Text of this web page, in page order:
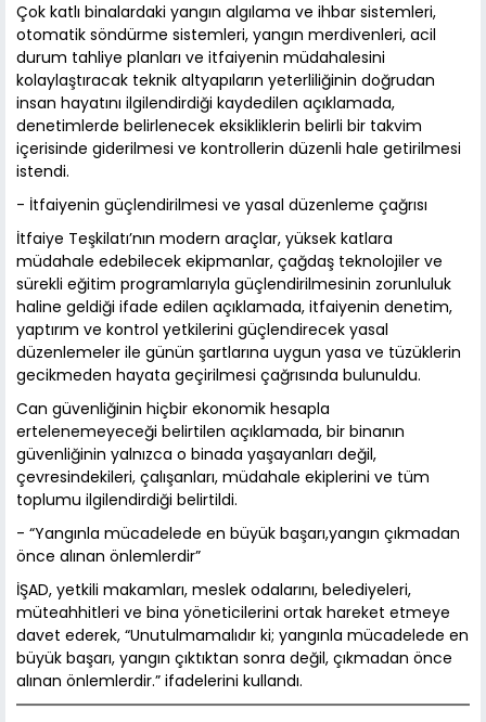
Çok katlı binalardaki yangın algılama ve ihbar sistemleri,
otomatik söndürme sistemleri, yangın merdivenleri, acil
durum tahliye planları ve itfaiyenin müdahalesini
kolaylaştıracak teknik altyapıların yeterliliğinin doğrudan
insan hayatını ilgilendirdiği kaydedilen açıklamada,
denetimlerde belirlenecek eksikliklerin belirli bir takvim
içerisinde giderilmesi ve kontrollerin düzenli hale getirilmesi
istendi.
- İtfaiyenin güçlendirilmesi ve yasal düzenleme çağrısı
İtfaiye Teşkilatı’nın modern araçlar, yüksek katlara
müdahale edebilecek ekipmanlar, çağdaş teknolojiler ve
sürekli eğitim programlarıyla güçlendirilmesinin zorunluluk
haline geldiği ifade edilen açıklamada, itfaiyenin denetim,
yaptırım ve kontrol yetkilerini güçlendirecek yasal
düzenlemeler ile günün şartlarına uygun yasa ve tüzüklerin
gecikmeden hayata geçirilmesi çağrısında bulunuldu.
Can güvenliğinin hiçbir ekonomik hesapla
ertelenemeyeceği belirtilen açıklamada, bir binanın
güvenliğinin yalnızca o binada yaşayanları değil,
çevresindekileri, çalışanları, müdahale ekiplerini ve tüm
toplumu ilgilendirdiği belirtildi.
- “Yangınla mücadelede en büyük başarı,yangın çıkmadan
önce alınan önlemlerdir”
İŞAD, yetkili makamları, meslek odalarını, belediyeleri,
müteahhitleri ve bina yöneticilerini ortak hareket etmeye
davet ederek, “Unutulmamalıdır ki; yangınla mücadelede en
büyük başarı, yangın çıktıktan sonra değil, çıkmadan önce
alınan önlemlerdir.” ifadelerini kullandı.